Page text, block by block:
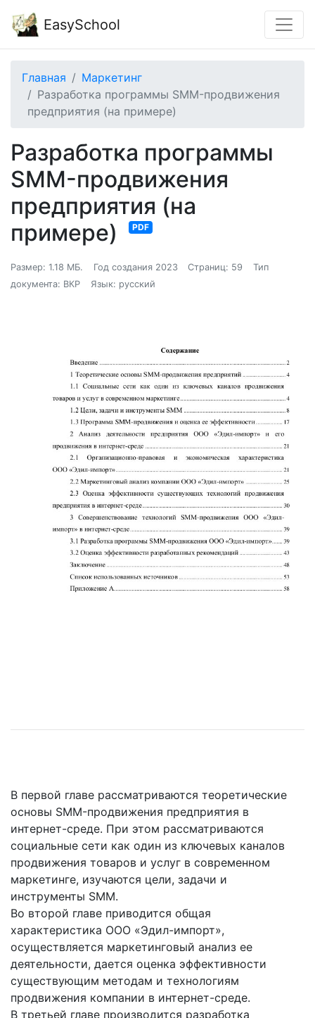
EasySchool
Главная
Маркетинг
Разработка программы SMM-продвижения
предприятия (на примере)
Разработка программы
SMM-продвижения
предприятия (на
примере)
PDF
Размер: 1.18 МБ. Год создания 2023 Страниц: 59
Тип
документа: ВКР
Язык: русский
В первой главе рассматриваются теоретические
основы SMM-продвижения предприятия в
интернет-среде. При этом рассматриваются
социальные сети как один из ключевых каналов
продвижения товаров и услуг в современном
маркетинге, изучаются цели, задачи и
инструменты SMM.
Во второй главе приводится общая
характеристика ООО «Эдил-импорт»,
осуществляется маркетинговый анализ ее
деятельности, дается оценка эффективности
существующим методам и технологиям
продвижения компании в интернет-среде.
В третьей главе производится разработка